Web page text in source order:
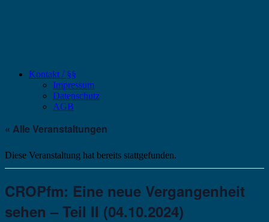
Kontakt / §§
Impressum
Datenschutz
AGB
« Alle Veranstaltungen
Diese Veranstaltung hat bereits stattgefunden.
CROPfm: Eine neue Vergangenheit
sehen – Teil II (04.10.2024)